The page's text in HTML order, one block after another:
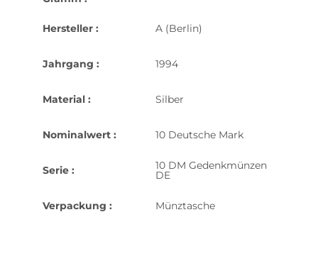
Hersteller : A (Berlin)
Jahrgang : 1994
Material : Silber
Nominalwert : 10 Deutsche Mark
Serie : 10 DM Gedenkmünzen
DE
Verpackung : Münztasche